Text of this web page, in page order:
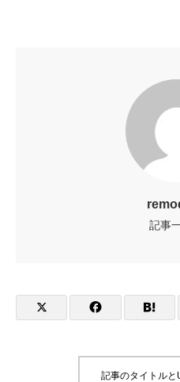
記事
記事のタイトル